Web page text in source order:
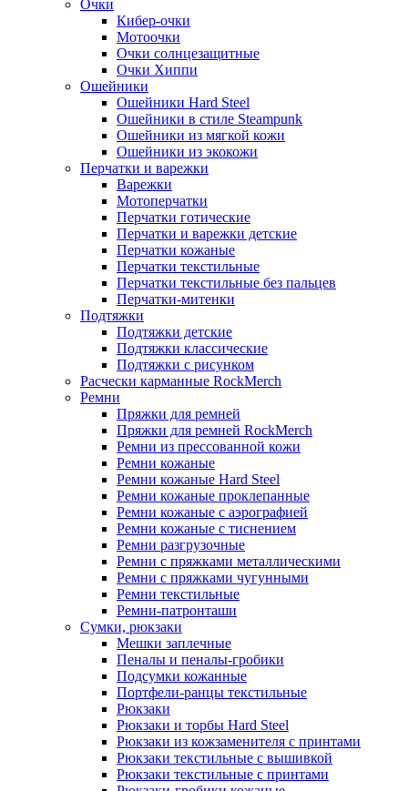
Очки
Кибер-очки
Мотоочки
Очки солнцезащитные
Очки Хиппи
Ошейники
Ошейники Hard Steel
Ошейники в стиле Steampunk
Ошейники из мягкой кожи
Ошейники из экокожи
Перчатки и варежки
Варежки
Мотоперчатки
Перчатки готические
Перчатки и варежки детские
Перчатки кожаные
Перчатки текстильные
Перчатки текстильные без пальцев
Перчатки-митенки
Подтяжки
Подтяжки детские
Подтяжки классические
Подтяжки с рисунком
Расчески карманные RockMerch
Ремни
Пряжки для ремней
Пряжки для ремней RockMerch
Ремни из прессованной кожи
Ремни кожаные
Ремни кожаные Hard Steel
Ремни кожаные проклепанные
Ремни кожаные с аэрографией
Ремни кожаные с тиснением
Ремни разгрузочные
Ремни с пряжками металлическими
Ремни с пряжками чугунными
Ремни текстильные
Ремни-патронташи
Сумки, рюкзаки
Мешки заплечные
Пеналы и пеналы-гробики
Подсумки кожанные
Портфели-ранцы текстильные
Рюкзаки
Рюкзаки и торбы Hard Steel
Рюкзаки из кожзаменителя с принтами
Рюкзаки текстильные с вышивкой
Рюкзаки текстильные с принтами